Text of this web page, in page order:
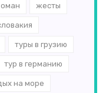
жесты
туры в грузию
тур в германию
на море